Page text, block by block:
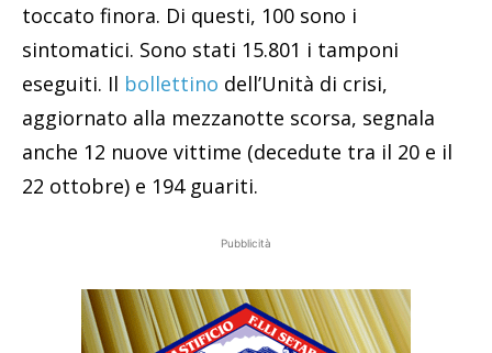
toccato finora. Di questi, 100 sono i
sintomatici. Sono stati 15.801 i tamponi
eseguiti. Il bollettino dell’Unità di crisi,
aggiornato alla mezzanotte scorsa, segnala
anche 12 nuove vittime (decedute tra il 20 e il
22 ottobre) e 194 guariti.
Pubblicità